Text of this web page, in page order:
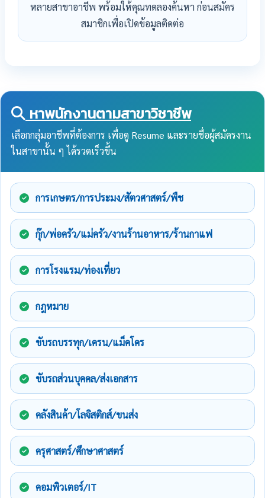
หลายสาขาอาชีพ พร้อมให้คุณทดลองค้นหา ก่อนสมัคร
สมาชิกเพื่อเปิดข้อมูลติดต่อ
หาพนักงานตามสาขาวิชาชีพ
เลือกกลุ่มอาชีพที่ต้องการ เพื่อดู Resume และรายชื่อผู้สมัครงาน
ในสาขานั้น ๆ ได้รวดเร็วขึ้น
การเกษตร/การประมง/สัตวศาสตร์/พืช
กุ๊ก/พ่อครัว/แม่ครัว/งานร้านอาหาร/ร้านกาแฟ
การโรงแรม/ท่องเที่ยว
กฎหมาย
ขับรถบรรทุก/เครน/แม็คโคร
ขับรถส่วนบุคคล/ส่งเอกสาร
คลังสินค้า/โลจิสติกส์/ขนส่ง
ครุศาสตร์/ศึกษาศาสตร์
คอมพิวเตอร์/IT